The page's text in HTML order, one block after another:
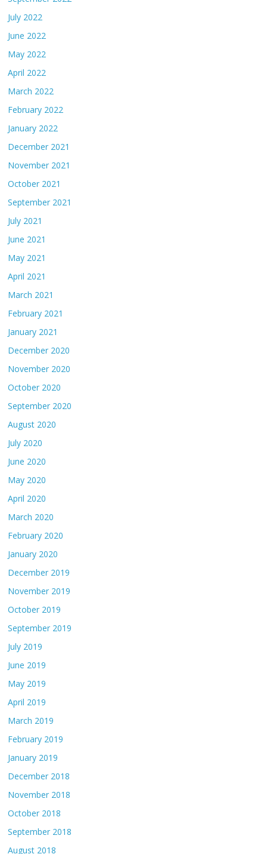
July 2022
June 2022
May 2022
April 2022
March 2022
February 2022
January 2022
December 2021
November 2021
October 2021
September 2021
July 2021
June 2021
May 2021
April 2021
March 2021
February 2021
January 2021
December 2020
November 2020
October 2020
September 2020
August 2020
July 2020
June 2020
May 2020
April 2020
March 2020
February 2020
January 2020
December 2019
November 2019
October 2019
September 2019
July 2019
June 2019
May 2019
April 2019
March 2019
February 2019
January 2019
December 2018
November 2018
October 2018
September 2018
August 2018